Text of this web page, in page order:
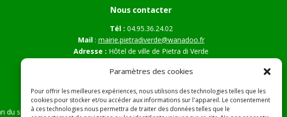
Paramètres des cookies
Pour offrir les meilleures expériences, nous utilisons des technologies telles que les
cookies pour stocker et/ou accéder aux informations sur l'appareil. Le consentement
à ces technologies nous permettra de traiter des données telles que le
Nous contacter
Tél : 04.95.36.24.02
Mail: mairie.pietradiverde@wanadoo.fr
Adresse : Hôtel de ville de Pietra di Verde
20230 Pietra di Verde
du site – Mentions Légales